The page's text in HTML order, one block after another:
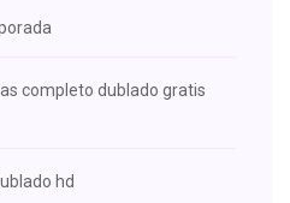
completo dublado gratis
hd